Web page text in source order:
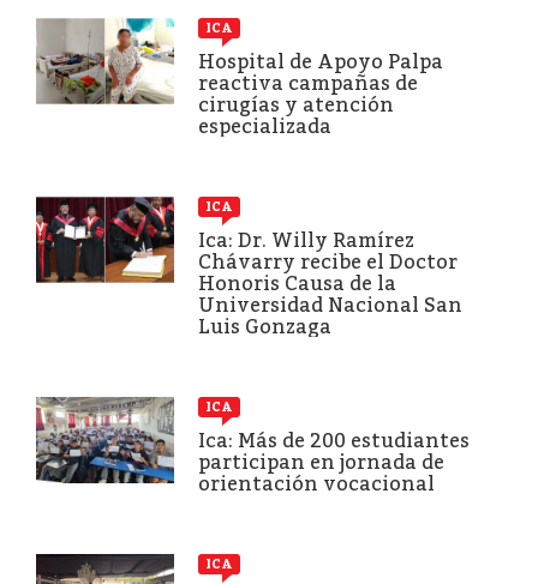
ICA
Hospital de Apoyo Palpa
reactiva campañas de
cirugías y atención
especializada
ICA
Ica: Dr. Willy Ramírez
Chávarry recibe el Doctor
Honoris Causa de la
Universidad Nacional San
Luis Gonzaga
ICA
Ica: Más de 200 estudiantes
participan en jornada de
orientación vocacional
ICA